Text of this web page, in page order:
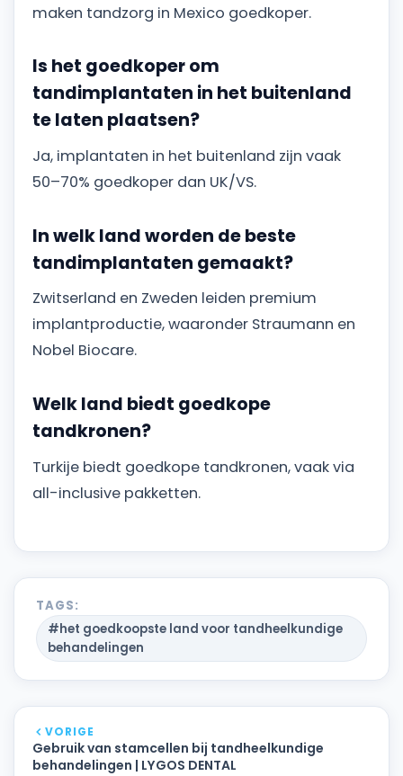
maken tandzorg in Mexico goedkoper.
Is het goedkoper om
tandimplantaten in het buitenland
te laten plaatsen?
Ja, implantaten in het buitenland zijn vaak
50–70% goedkoper dan UK/VS.
In welk land worden de beste
tandimplantaten gemaakt?
Zwitserland en Zweden leiden premium
implantproductie, waaronder Straumann en
Nobel Biocare.
Welk land biedt goedkope
tandkronen?
Turkije biedt goedkope tandkronen, vaak via
all-inclusive pakketten.
TAGS:
#het goedkoopste land voor tandheelkundige
behandelingen
VORIGE
Gebruik van stamcellen bij tandheelkundige
behandelingen | LYGOS DENTAL